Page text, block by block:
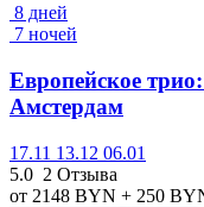
8 дней
7 ночей
Европейское
Амстердам
17.11 13.12 06.01
5.0 2 Отзыва
от 2148 BYN + 250